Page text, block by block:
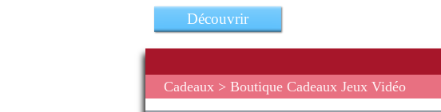
Découvrir
Cadeaux > Boutique Cadeaux Jeux Vidéo